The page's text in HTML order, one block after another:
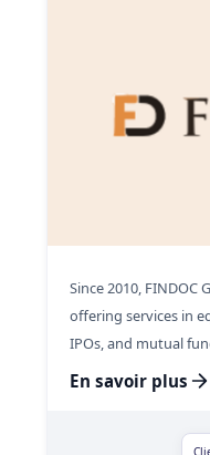
Since 2010, FINDOC
offering services in
IPOs, and mutual
En savoir plus